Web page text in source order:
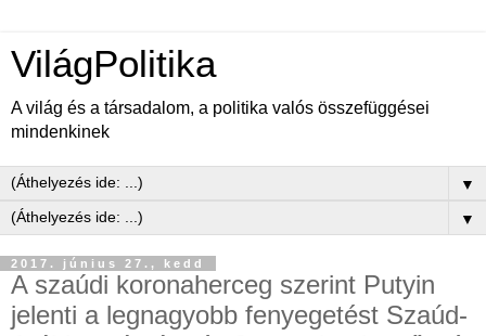
VilágPolitika
A világ és a társadalom, a politika valós összefüggései
mindenkinek
▼
▼
2017. június 27., kedd
A szaúdi koronaherceg szerint Putyin
jelenti a legnagyobb fenyegetést Szaúd-